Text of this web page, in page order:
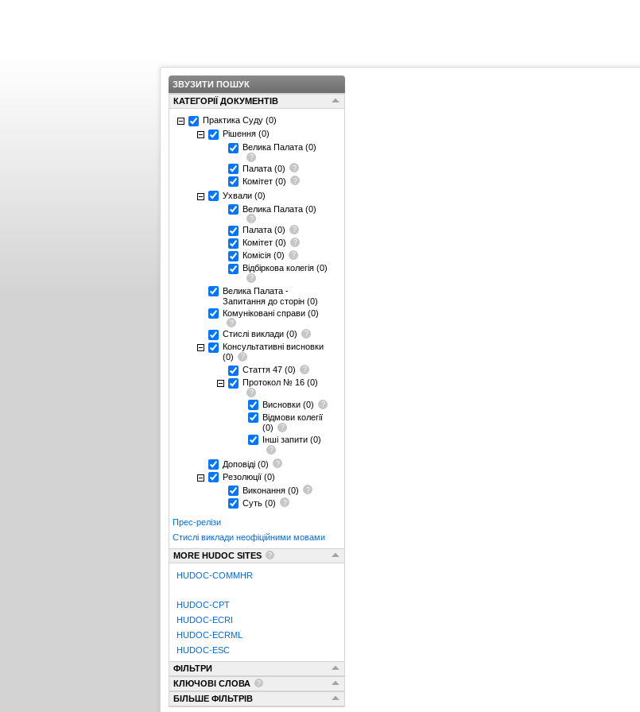
ЗВУЗИТИ ПОШУК
КАТЕГОРІЇ ДОКУМЕНТІВ
Практика Суду (0)
Рішення (0)
Велика Палата (0)
Палата (0)
Комітет (0)
Ухвали (0)
Велика Палата (0)
Палата (0)
Комітет (0)
Комісія (0)
Відбіркова колегія (0)
Велика Палата -
Запитання до сторін (0)
Комуніковані справи (0)
Стислі виклади (0)
Консультативні висновки
(0)
Стаття 47 (0)
Протокол № 16 (0)
Висновки (0)
Відмови колегії
(0)
Інші запити (0)
Доповіді (0)
Резолюції (0)
Виконання (0)
Суть (0)
Прес-релізи
Стислі виклади неофіційними мовами
MORE HUDOC SITES
HUDOC-COMMHR
HUDOC-CPT
HUDOC-ECRI
HUDOC-ECRML
HUDOC-ESC
ФІЛЬТРИ
КЛЮЧОВІ СЛОВА
БІЛЬШЕ ФІЛЬТРІВ